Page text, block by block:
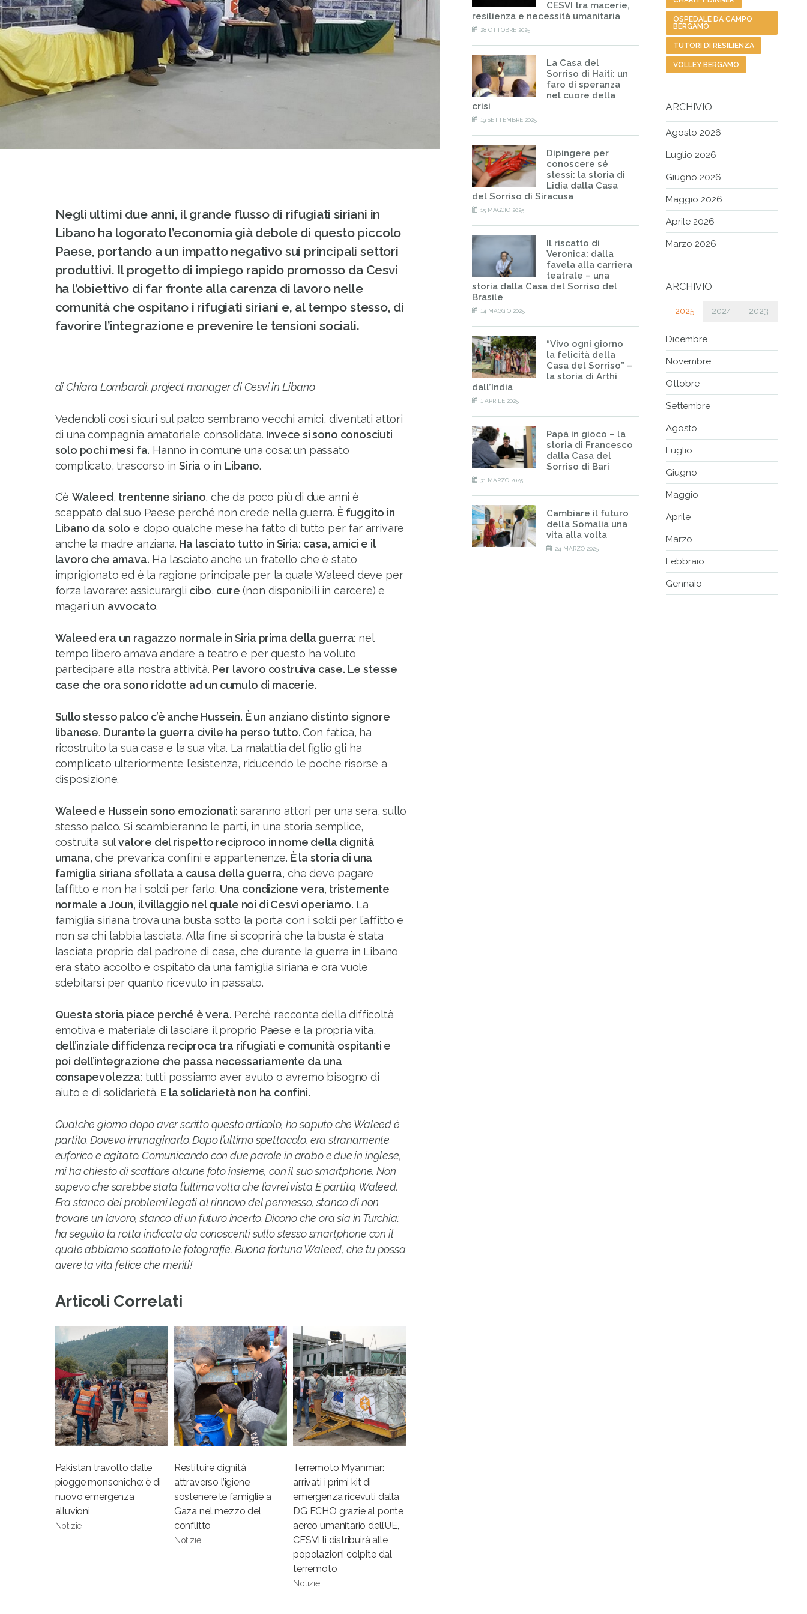
Negli ultimi due anni, il grande flusso di rifugiati siriani in
Libano ha logorato l’economia già debole di questo piccolo
Paese, portando a un impatto negativo sui principali settori
produttivi. Il progetto di impiego rapido promosso da Cesvi
ha l’obiettivo di far fronte alla carenza di lavoro nelle
comunità che ospitano i rifugiati siriani e, al tempo stesso, di
favorire l’integrazione e prevenire le tensioni sociali.
di Chiara Lombardi, project manager di Cesvi in Libano
Vedendoli così sicuri sul palco sembrano vecchi amici, diventati attori
di una compagnia amatoriale consolidata. Invece si sono conosciuti
solo pochi mesi fa. Hanno in comune una cosa: un passato
complicato, trascorso inSiria o in Libano.
C’è Waleed, trentenne siriano, che da poco più di due anni è
scappato dal suo Paese perché non crede nella guerra. È fuggito in
Libano da solo e dopo qualche mese ha fatto di tutto per far arrivare
anche la madre anziana. Ha lasciato tutto in Siria: casa, amici e il
lavoro che amava. Ha lasciato anche un fratello che è stato
imprigionato ed è la ragione principale per la quale Waleed deve per
forza lavorare: assicurargli cibo, cure (non disponibili in carcere) e
magari un avvocato.
Waleed era un ragazzo normale in Siria prima della guerra: nel
tempo libero amava andare a teatro e per questo ha voluto
partecipare alla nostra attività. Per lavoro costruiva case. Le stesse
case che ora sono ridotte ad un cumulo di macerie.
Sullo stesso palco c’è anche Hussein. È un anziano distinto signore
libanese. Durante la guerra civile ha perso tutto.Con fatica, ha
ricostruito la sua casa e la sua vita. La malattia del figlio gli ha
complicato ulteriormente l’esistenza, riducendo le poche risorse a
disposizione.
Waleed e Hussein sono emozionati: saranno attori per una sera, sullo
stesso palco. Si scambieranno le parti, in una storia semplice,
costruita sulvalore del rispetto reciproco in nome della dignità
umana, che prevarica confini e appartenenze. È la storia di una
famiglia siriana sfollata a causa della guerra, che deve pagare
l’affitto e non ha i soldi per farlo. Una condizione vera, tristemente
normale a Joun, il villaggio nel quale noi di Cesvi operiamo. La
famiglia siriana trova una busta sotto la porta con i soldi per l’affitto e
non sa chi l’abbia lasciata. Alla fine si scoprirà che la busta è stata
lasciata proprio dal padrone di casa, che durante la guerra in Libano
era stato accolto e ospitato da una famiglia siriana e ora vuole
sdebitarsi per quanto ricevuto in passato.
Questa storia piace perché è vera. Perché racconta della difficoltà
emotiva e materiale di lasciare il proprio Paese e la propria vita,
dell’inziale diffidenza reciproca tra rifugiati e comunità ospitanti e
poi dell’integrazione che passa necessariamente da una
consapevolezza: tutti possiamo aver avuto o avremo bisogno di
aiuto e di solidarietà. E la solidarietà non ha confini.
Qualche giorno dopo aver scritto questo articolo, ho saputo che Waleed è
partito. Dovevo immaginarlo. Dopo l’ultimo spettacolo, era stranamente
euforico e agitato. Comunicando con due parole in arabo e due in inglese,
mi ha chiesto di scattare alcune foto insieme, con il suo smartphone. Non
sapevo che sarebbe stata l’ultima volta che l’avrei visto. È partito, Waleed.
Era stanco dei problemi legati al rinnovo del permesso, stanco di non
trovare un lavoro, stanco di un futuro incerto. Dicono che ora sia in Turchia:
ha seguito la rotta indicata da conoscenti sullo stesso smartphone con il
quale abbiamo scattato le fotografie. Buona fortuna Waleed, che tu possa
avere la vita felice che meriti!
Articoli Correlati
Pakistan travolto dalle
piogge monsoniche: è di
nuovo emergenza
alluvioni
Notizie
Restituire dignità
attraverso l’igiene:
sostenere le famiglie a
Gaza nel mezzo del
conflitto
Notizie
Terremoto Myanmar:
arrivati i primi kit di
emergenza ricevuti dalla
DG ECHO grazie al ponte
aereo umanitario dell’UE,
CESVI li distribuirà alle
popolazioni colpite dal
terremoto
Notizie
CESVI tra macerie,
resilienza e necessità umanitaria
28 OTTOBRE 2025
La Casa del
Sorriso di Haiti: un
faro di speranza
nel cuore della
crisi
19 SETTEMBRE 2025
Dipingere per
conoscere sé
stessi: la storia di
Lidia dalla Casa
del Sorriso di Siracusa
15 MAGGIO 2025
Il riscatto di
Veronica: dalla
favela alla carriera
teatrale – una
storia dalla Casa del Sorriso del
Brasile
14 MAGGIO 2025
“Vivo ogni giorno
la felicità della
Casa del Sorriso” –
la storia di Arthi
dall’India
1 APRILE 2025
Papà in gioco – la
storia di Francesco
dalla Casa del
Sorriso di Bari
31 MARZO 2025
Cambiare il futuro
della Somalia una
vita alla volta
24 MARZO 2025
OSPEDALE DA CAMPO
BERGAMO
TUTORI DI RESILIENZA
VOLLEY BERGAMO
ARCHIVIO
Agosto 2026
Luglio 2026
Giugno 2026
Maggio 2026
Aprile 2026
Marzo 2026
ARCHIVIO
2025 2024 2023
Dicembre
Novembre
Ottobre
Settembre
Agosto
Luglio
Giugno
Maggio
Aprile
Marzo
Febbraio
Gennaio